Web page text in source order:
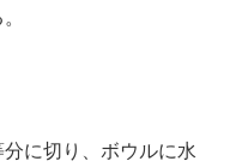
に切り、ボウルに水